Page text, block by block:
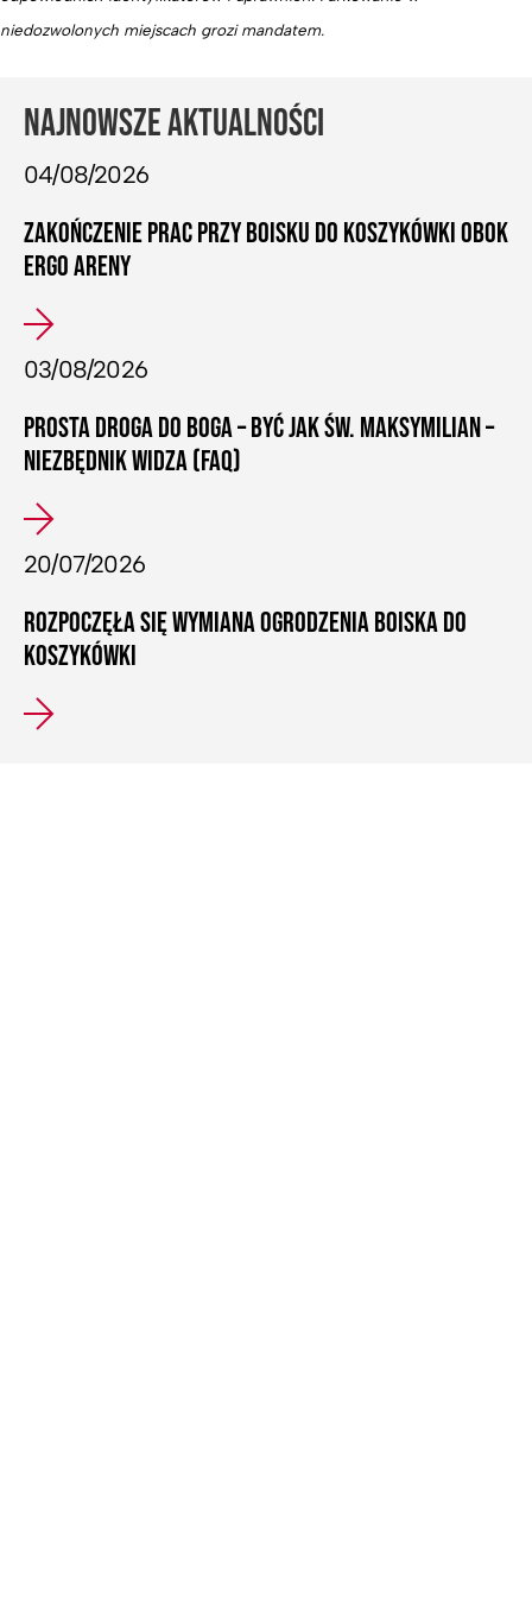
niedozwolonych miejscach grozi mandatem.
NAJNOWSZE AKTUALNOŚCI
04/08/2026
ZAKOŃCZENIE PRAC PRZY BOISKU DO KOSZYKÓWKI OBOK
ERGO ARENY
03/08/2026
PROSTA DROGA DO BOGA – BYĆ JAK ŚW. MAKSYMILIAN –
NIEZBĘDNIK WIDZA (FAQ)
20/07/2026
ROZPOCZĘŁA SIĘ WYMIANA OGRODZENIA BOISKA DO
KOSZYKÓWKI